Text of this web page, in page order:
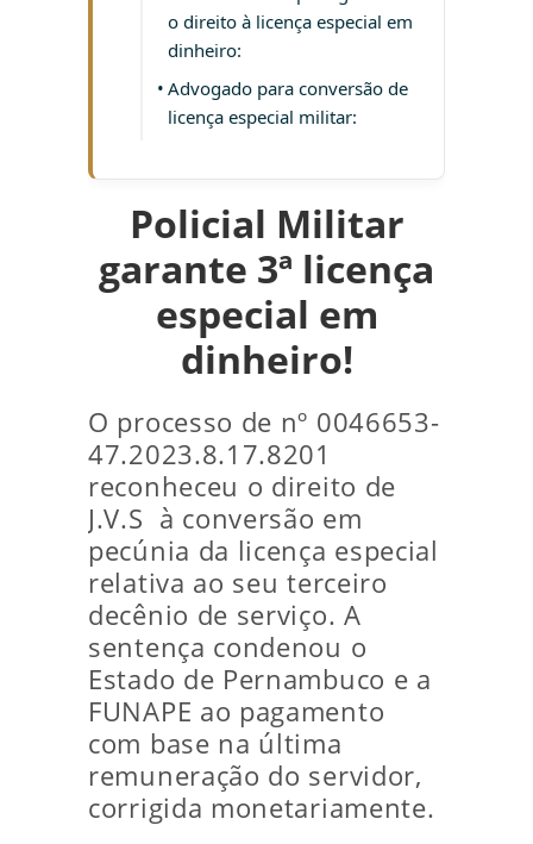
o direito à licença especial em
dinheiro:
Advogado para conversão de
licença especial militar:
Policial Militar
garante 3ª licença
especial em
dinheiro!
O processo de nº 0046653-
47.2023.8.17.8201
reconheceu o direito de
J.V.S à conversão em
pecúnia da licença especial
relativa ao seu terceiro
decênio de serviço. A
sentença condenou o
Estado de Pernambuco e a
FUNAPE ao pagamento
com base na última
remuneração do servidor,
corrigida monetariamente.